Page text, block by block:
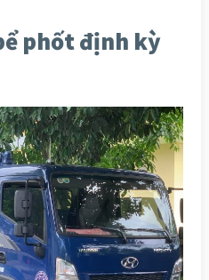
phốt định kỳ